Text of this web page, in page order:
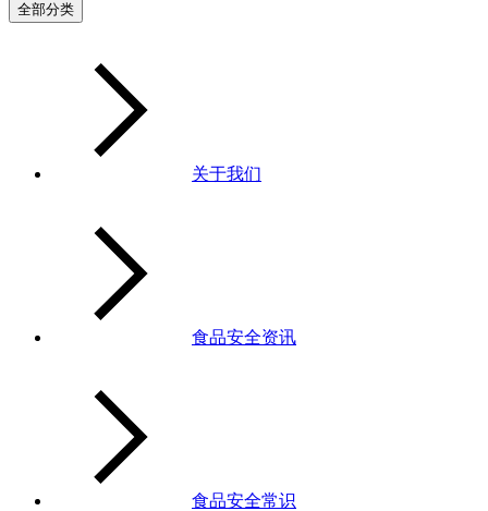
全部分类
关于我们
食品安全资讯
食品安全常识